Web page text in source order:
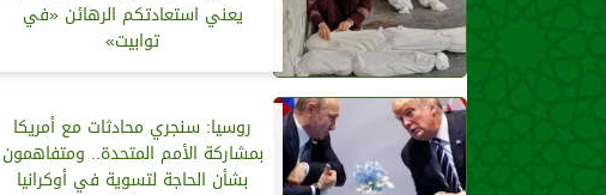
يعني استعادتكم الرهائن «في
توابيت»
روسيا: سنجري محادثات مع أمريكا
بمشاركة الأمم المتحدة.. ومتفاهمون
بشأن الحاجة لتسوية في أوكرانيا